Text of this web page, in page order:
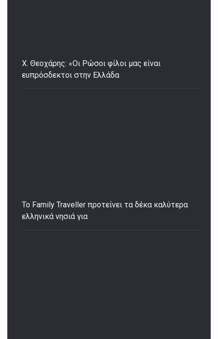
Χ. Θεοχάρης: «Οι Ρώσοι φίλοι μας είναι
ευπρόσδεκτοι στην Ελλάδα
Το Family Traveller προτείνει τα δέκα καλύτερα
ελληνικά νησιά για